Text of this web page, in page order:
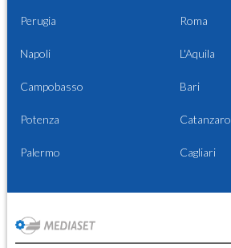
Perugia Roma
Napoli L'Aquila
Campobasso Bari
Potenza Catanzaro
Palermo Cagliari